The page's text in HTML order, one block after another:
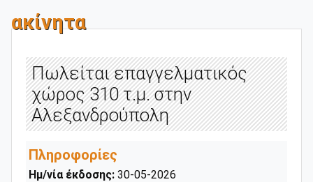
ακίνητα
Πωλείται επαγγελματικός
χώρος 310 τ.μ. στην
Αλεξανδρούπολη
Πληροφορίες
Ημ/νία έκδοσης: 30-05-2026